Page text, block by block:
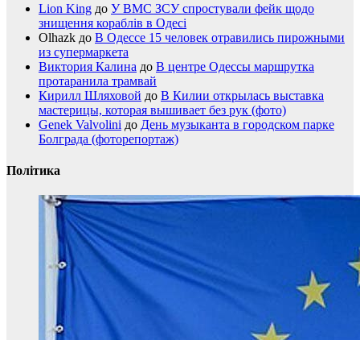
Lion King до У ВМС ЗСУ спростували фейк щодо
знищення кораблів в Одесі
Olhazk до В Одессе 15 человек отравились пирожными
из супермаркета
Виктория Калина до В центре Одессы маршрутка
протаранила трамвай
Кирилл Шляховой до В Килии открылась выставка
мастерицы, которая вышивает без рук (фото)
Genek Valvolini до День музыканта в городском парке
Болграда (фоторепортаж)
Політика